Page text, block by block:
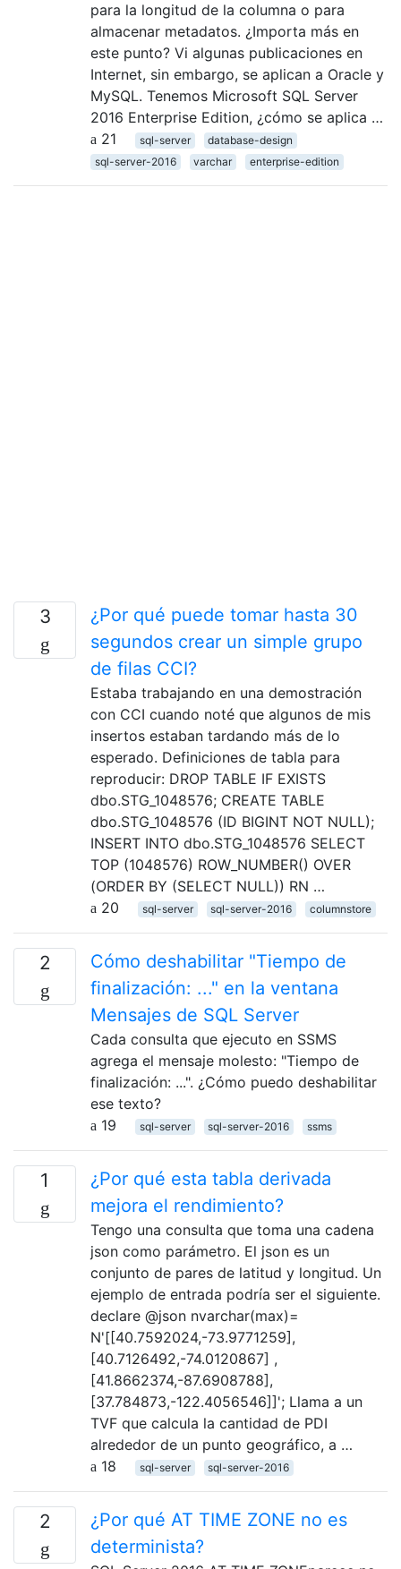
para la longitud de la columna o para
almacenar metadatos. ¿Importa más en
este punto? Vi algunas publicaciones en
Internet, sin embargo, se aplican a Oracle y
MySQL. Tenemos Microsoft SQL Server
2016 Enterprise Edition, ¿cómo se aplica …
21
sql-server
database-design
sql-server-2016
varchar enterprise-edition
3
¿Por qué puede tomar hasta 30
segundos crear un simple grupo
de filas CCI?
Estaba trabajando en una demostración
con CCI cuando noté que algunos de mis
insertos estaban tardando más de lo
esperado. Definiciones de tabla para
reproducir: DROP TABLE IF EXISTS
dbo.STG_1048576; CREATE TABLE
dbo.STG_1048576 (ID BIGINT NOT NULL);
INSERT INTO dbo.STG_1048576 SELECT
TOP (1048576) ROW_NUMBER() OVER
(ORDER BY (SELECT NULL)) RN …
20
sql-server sql-server-2016 columnstore
2
Cómo deshabilitar "Tiempo de
finalización: ..." en la ventana
Mensajes de SQL Server
Cada consulta que ejecuto en SSMS
agrega el mensaje molesto: "Tiempo de
finalización: ...". ¿Cómo puedo deshabilitar
ese texto?
19
sql-server sql-server-2016 ssms
1
¿Por qué esta tabla derivada
mejora el rendimiento?
Tengo una consulta que toma una cadena
json como parámetro. El json es un
conjunto de pares de latitud y longitud. Un
ejemplo de entrada podría ser el siguiente.
declare @json nvarchar(max)=
N'[[40.7592024,-73.9771259],
[40.7126492,-74.0120867] ,
[41.8662374,-87.6908788],
[37.784873,-122.4056546]]'; Llama a un
TVF que calcula la cantidad de PDI
alrededor de un punto geográfico, a …
18
sql-server sql-server-2016
2
¿Por qué AT TIME ZONE no es
determinista?